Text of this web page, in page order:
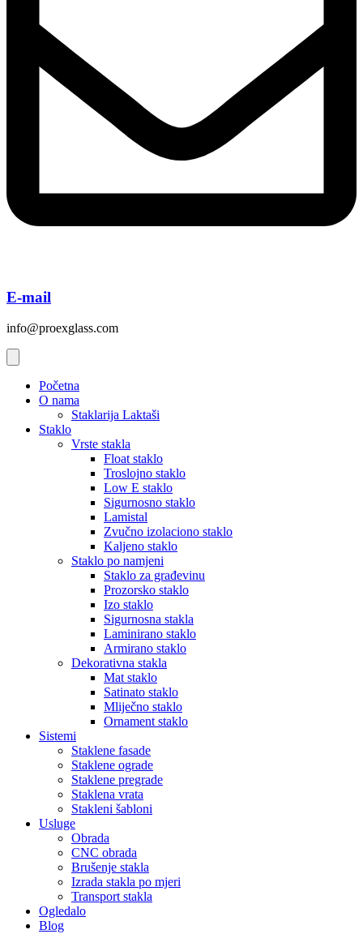
E-mail
info@proexglass.com
Početna
O nama
Staklarija Laktaši
Staklo
Vrste stakla
Float staklo
Troslojno staklo
Low E staklo
Sigurnosno staklo
Lamistal
Zvučno izolaciono staklo
Kaljeno staklo
Staklo po namjeni
Staklo za građevinu
Prozorsko staklo
Izo staklo
Sigurnosna stakla
Laminirano staklo
Armirano staklo
Dekorativna stakla
Mat staklo
Satinato staklo
Mliječno staklo
Ornament staklo
Sistemi
Staklene fasade
Staklene ograde
Staklene pregrade
Staklena vrata
Stakleni šabloni
Usluge
Obrada
CNC obrada
Brušenje stakla
Izrada stakla po mjeri
Transport stakla
Ogledalo
Blog